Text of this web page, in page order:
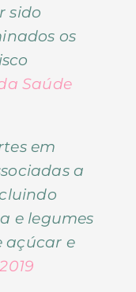
sido
os
Saúde
em
a
e legumes
açúcar e